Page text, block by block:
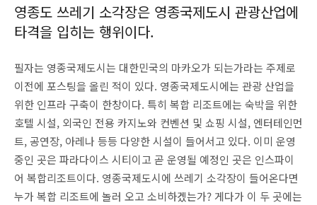
영종도 쓰레기 소각장은 영종국제도시 관광산업에
타격을 입히는 행위이다.
필자는 영종국제도시는 대한민국의 마카오가 되는가라는 주제로
이전에 포스팅을 올린 적이 있다. 영종국제도시에는 관광 산업을
위한 인프라 구축이 한창이다. 특히 복합 리조트에는 숙박을 위한
호텔 시설, 외국인 전용 카지노와 컨벤션 및 쇼핑 시설, 엔터테인먼
트, 공연장, 아레나 등등 다양한 시설이 들어서고 있다. 이미 운영
중인 곳은 파라다이스 시티이고 곧 운영될 예정인 곳은 인스파이
어 복합리조트이다. 영종국제도시에 쓰레기 소각장이 들어온다면
누가 복합 리조트에 놀러 오고 소비하겠는가? 게다가 이 두 곳에는